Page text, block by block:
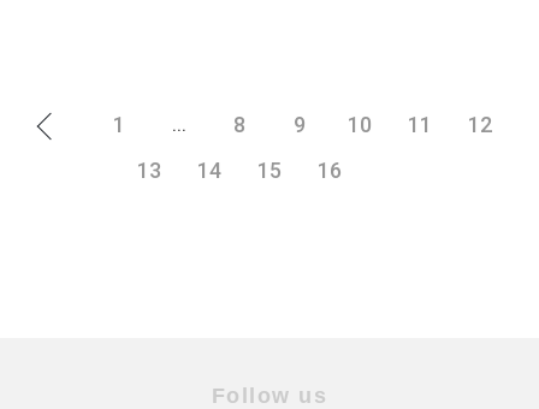
1 ... 8 9 10 11
12
13
14 15 16
Follow us